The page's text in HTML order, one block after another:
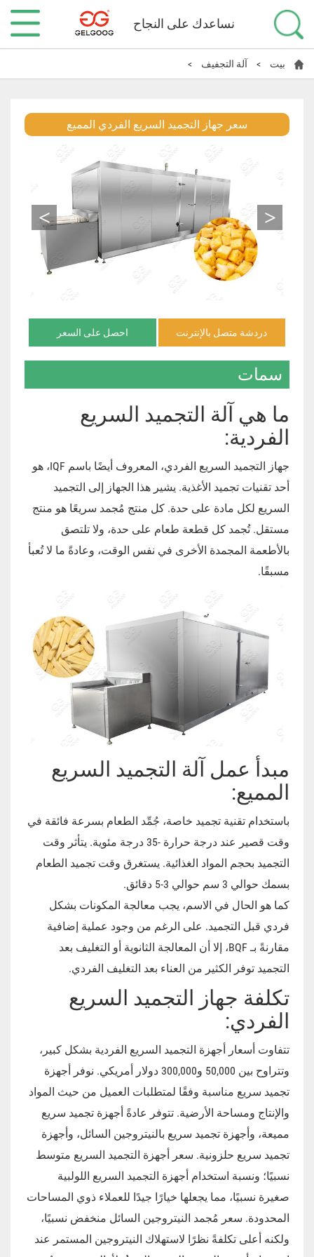
نساعدك على النجاح
بيت > آلة التجفيف >
سعر جهاز التجميد السريع الفردي المميع
<
>
دردشة متصل بالإنترنت احصل على السعر
سمات
ما هي آلة التجميد السريع
الفردية:
جهاز التجميد السريع الفردي، المعروف أيضًا باسم IQF، هو
أحد تقنيات تجميد الأغذية. يشير هذا الجهاز إلى التجميد
السريع لكل مادة على حدة. كل منتج مُجمد سريعًا هو منتج
مستقل. تُجمد كل قطعة طعام على حدة، ولا تلتصق
بالأطعمة المجمدة الأخرى في نفس الوقت، وعادةً ما لا تُعبأ
مسبقًا.
مبدأ عمل آلة التجميد السريع
المميع:
باستخدام تقنية تجميد خاصة، جُمِّد الطعام بسرعة فائقة في
وقت قصير عند درجة حرارة -35 درجة مئوية. يتأثر وقت
التجميد بحجم المواد الغذائية. يستغرق وقت تجميد الطعام
بسمك حوالي 3 سم حوالي 3-5 دقائق.
كما هو الحال في الاسم، يجب معالجة المكونات بشكل
فردي قبل التجميد. على الرغم من وجود عملية إضافية
مقارنةً بـ BQF، إلا أن المعالجة الثانوية أو التغليف بعد
التجميد توفر الكثير من العناء بعد التغليف الفردي.
تكلفة جهاز التجميد السريع
الفردي:
تتفاوت أسعار أجهزة التجميد السريع الفردية بشكل كبير،
وتتراوح بين 50,000 و300,000 دولار أمريكي. نوفر أجهزة
تجميد سريع مناسبة وفقًا لمتطلبات العميل من حيث المواد
والإنتاج ومساحة الأرضية. تتوفر عادةً أجهزة تجميد سريع
مميعة، وأجهزة تجميد سريع بالنيتروجين السائل، وأجهزة
تجميد سريع حلزونية. سعر أجهزة التجميد السريع متوسط
نسبيًا؛ ونسبة استخدام أجهزة التجميد السريع اللولبية
صغيرة نسبيًا، مما يجعلها خيارًا جيدًا للعملاء ذوي المساحات
المحدودة. سعر مُجمد النيتروجين السائل منخفض نسبيًا،
ولكنه أعلى تكلفةً نظرًا لاستهلاك النيتروجين المستمر عند